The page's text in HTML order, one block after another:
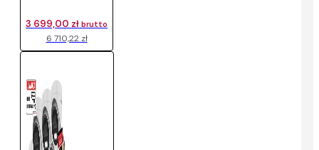
6 710,22 zł
3 699,00 zł brutto